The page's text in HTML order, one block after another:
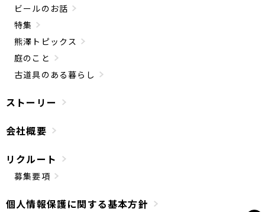
ビールのお話
特集
熊澤トピックス
庭のこと
古道具のある暮らし
ストーリー
会社概要
リクルート
募集要項
個人情報保護に関する基本方針